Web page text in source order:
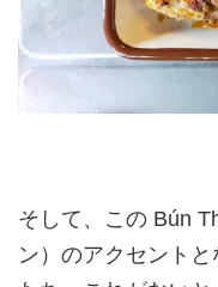
そして、この Bún
ン）のアクセント